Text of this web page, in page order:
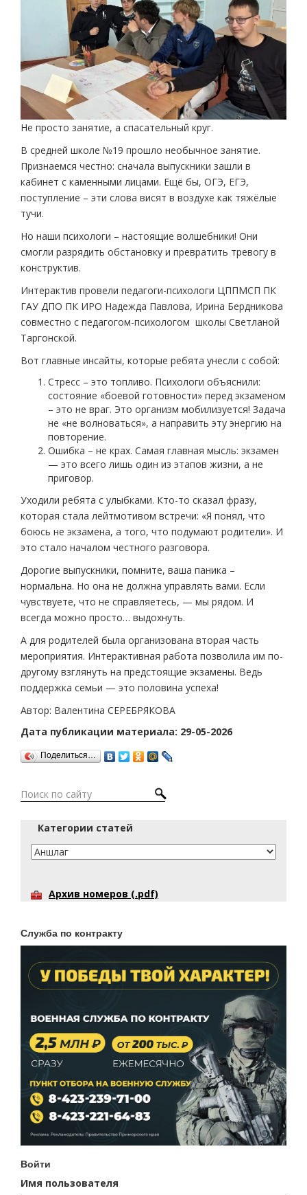
Не просто занятие, а спасательный круг.
В средней школе №19 прошло необычное занятие.
Признаемся честно: сначала выпускники зашли в
кабинет с каменными лицами. Ещё бы, ОГЭ, ЕГЭ,
поступление – эти слова висят в воздухе как тяжёлые
тучи.
Но наши психологи – настоящие волшебники! Они
смогли разрядить обстановку и превратить тревогу в
конструктив.
Интерактив провели педагоги-психологи ЦППМСП ПК
ГАУ ДПО ПК ИРО Надежда Павлова, Ирина Бердникова
совместно с педагогом-психологом школы Светланой
Таргонской.
Вот главные инсайты, которые ребята унесли с собой:
Стресс – это топливо. Психологи объяснили:
состояние «боевой готовности» перед экзаменом
– это не враг. Это организм мобилизуется! Задача
не «не волноваться», а направить эту энергию на
повторение.
Ошибка – не крах. Самая главная мысль: экзамен
— это всего лишь один из этапов жизни, а не
приговор.
Уходили ребята с улыбками. Кто-то сказал фразу,
которая стала лейтмотивом встречи: «Я понял, что
боюсь не экзамена, а того, что подумают родители». И
это стало началом честного разговора.
Дорогие выпускники, помните, ваша паника –
нормальна. Но она не должна управлять вами. Если
чувствуете, что не справляетесь, — мы рядом. И
всегда можно просто… выдохнуть.
А для родителей была организована вторая часть
мероприятия. Интерактивная работа позволила им по-
другому взглянуть на предстоящие экзамены. Ведь
поддержка семьи — это половина успеха!
Автор: Валентина СЕРЕБРЯКОВА
Дата публикации материала: 29-05-2026
Поделиться…
Категории статей
Архив номеров (.pdf)
Служба по контракту
Войти
Имя пользователя